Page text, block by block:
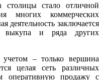
столицы стало отличной
многих коммерческих
деятельность заключается
выкупа и ряда других
– только вершина
целая сеть различных
оперативную продажу с